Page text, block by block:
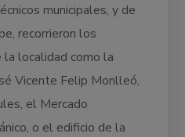
municipales, y de
recorrieron los
la localidad como la
Vicente Felip Monlleó,
el Mercado
o el edificio de la